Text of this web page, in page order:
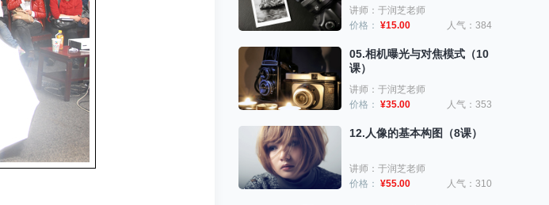
讲师：于润芝老师
价格： ¥15.00 人气：384
05.相机曝光与对焦模式（10
课）
讲师：于润芝老师
价格： ¥35.00 人气：353
12.人像的基本构图（8课）
讲师：于润芝老师
价格： ¥55.00 人气：310